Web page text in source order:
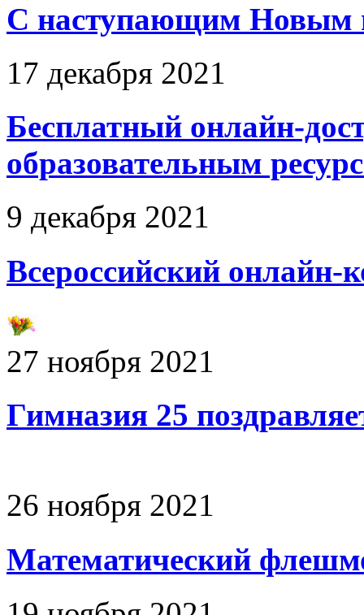
С наступающим Новым
17 декабря 2021
Бесплатный онлайн-
образовательным
9 декабря 2021
Всероссийский онлайн-
27 ноября 2021
Гимназия 25
26 ноября 2021
Математический